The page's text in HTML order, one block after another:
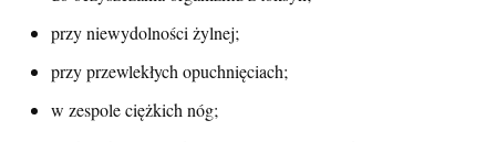
przy niewydolności żylnej;
przy przewlekłych opuchnięciach;
w zespole ciężkich nóg;